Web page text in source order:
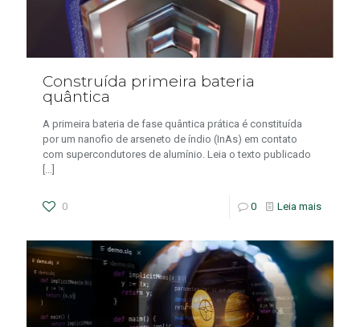
Construída primeira bateria
quântica
A primeira bateria de fase quântica prática é constituída
por um nanofio de arseneto de índio (InAs) em contato
com supercondutores de alumínio. Leia o texto publicado
[…]
0 0 Leia mais